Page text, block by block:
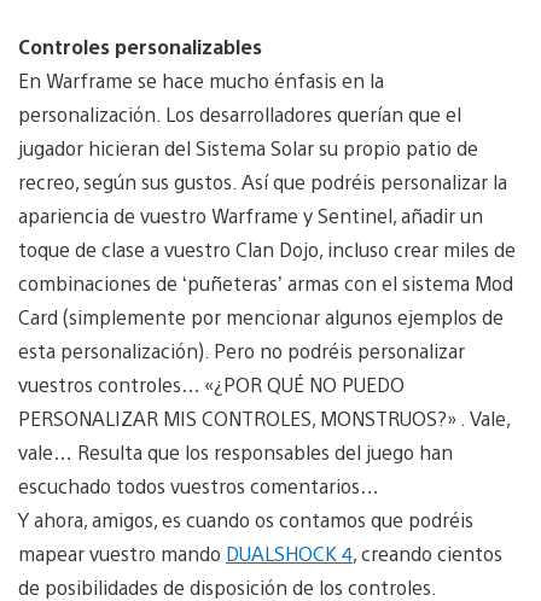
Controles personalizables
En Warframe se hace mucho énfasis en la
personalización. Los desarrolladores querían que el
jugador hicieran del Sistema Solar su propio patio de
recreo, según sus gustos. Así que podréis personalizar la
apariencia de vuestro Warframe y Sentinel, añadir un
toque de clase a vuestro Clan Dojo, incluso crear miles de
combinaciones de ‘puñeteras’ armas con el sistema Mod
Card (simplemente por mencionar algunos ejemplos de
esta personalización). Pero no podréis personalizar
vuestros controles… «¿POR QUÉ NO PUEDO
PERSONALIZAR MIS CONTROLES, MONSTRUOS?» . Vale,
vale… Resulta que los responsables del juego han
escuchado todos vuestros comentarios…
Y ahora, amigos, es cuando os contamos que podréis
mapear vuestro mando DUALSHOCK 4, creando cientos
de posibilidades de disposición de los controles.